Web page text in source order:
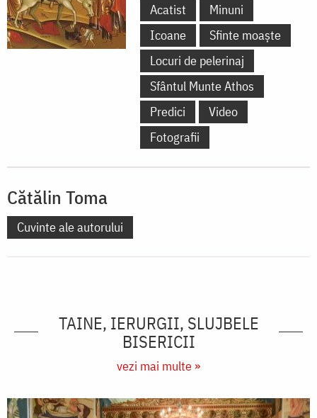
Acatist
Minuni
Icoane
Sfinte moaște
Locuri de pelerinaj
Sfântul Munte Athos
Predici
Video
Fotografii
Cătălin Toma
Cuvinte ale autorului
TAINE, IERURGII, SLUJBELE
BISERICII
vezi mai multe »